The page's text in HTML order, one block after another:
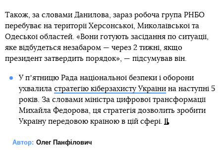
Також, за словами Данилова, зараз робоча група РНБО
перебуває на території Херсонської, Миколаївської та
Одеської областей. «Вони готують засідання по ситуації,
яке відбудеться незабаром — через 2 тижні, якщо
президент затвердить порядок», — підсумував він.
У пʼятницю Рада національної безпеки і оборони
ухвалила стратегію кіберзахисту Українина наступні 5
років. За словами міністра цифрової трансформації
Михайла Федорова, ця стратегія дозволить зробити
Україну передовою країною в цій сфері.
Автор: Олег Панфілович